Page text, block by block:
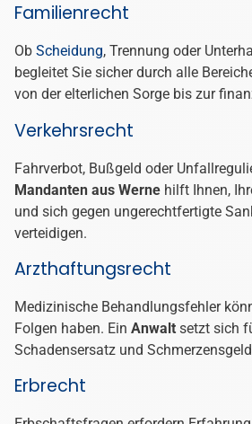
Familienrecht
Ob Scheidung, Trennung oder
begleitet Sie sicher durch alle
von der elterlichen Sorge bis zur
Verkehrsrecht
Fahrverbot, Bußgeld oder
Mandanten aus Werne hilft Ihnen,
und sich gegen ungerechtfertigte
verteidigen.
Arzthaftungsrecht
Medizinische Behandlungsfehler
Folgen haben. Ein Anwalt setzt sich
Schadensersatz und
Erbrecht